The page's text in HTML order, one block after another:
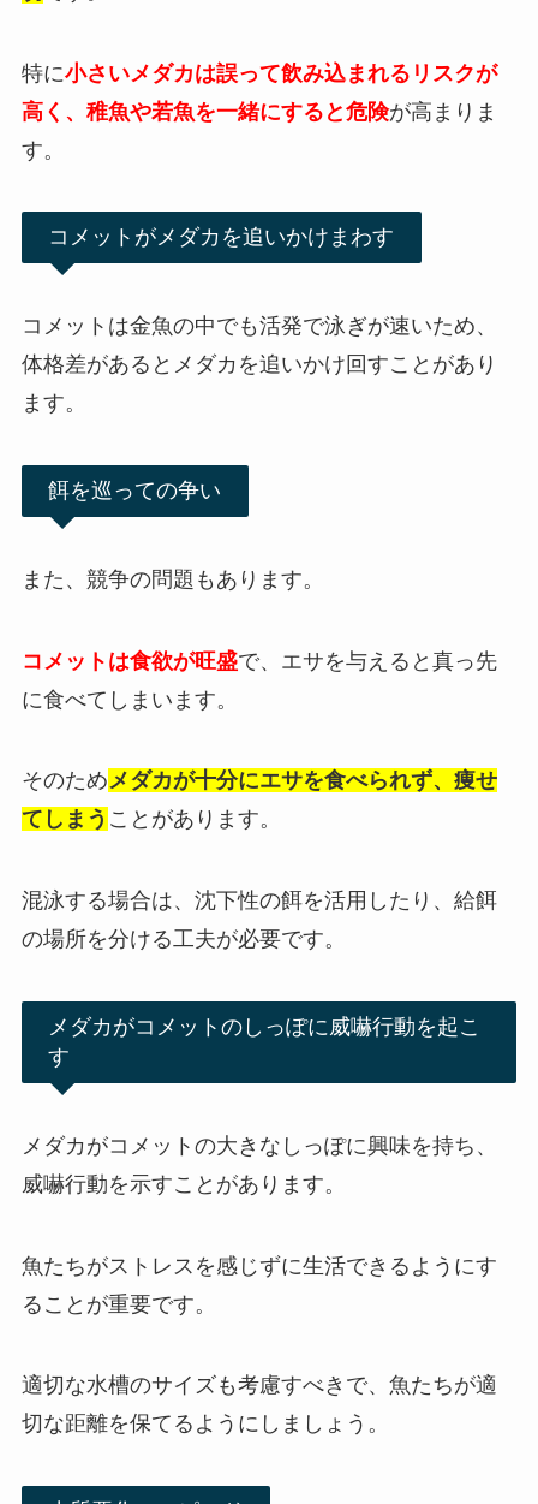
特に小さいメダカは誤って飲み込まれるリスクが
高く、稚魚や若魚を一緒にすると危険が高まりま
す。
コメットがメダカを追いかけまわす
コメットは金魚の中でも活発で泳ぎが速いため、
体格差があるとメダカを追いかけ回すことがあり
ます。
餌を巡っての争い
また、競争の問題もあります。
コメットは食欲が旺盛で、エサを与えると真っ先
に食べてしまいます。
そのためメダカが十分にエサを食べられず、痩せ
てしまう ことがあります。
混泳する場合は、沈下性の餌を活用したり、給餌
の場所を分ける工夫が必要です。
メダカがコメットのしっぽに威嚇行動を起こ
す
メダカがコメットの大きなしっぽに興味を持ち、
威嚇行動を示すことがあります。
魚たちがストレスを感じずに生活できるようにす
ることが重要です。
適切な水槽のサイズも考慮すべきで、魚たちが適
切な距離を保てるようにしましょう。